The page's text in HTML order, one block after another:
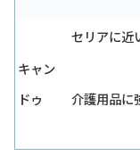
キャン
ドゥ
セリアに近
介護用品に